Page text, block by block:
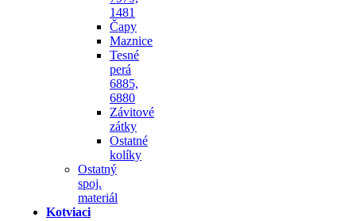
1481
Čapy
Maznice
Tesné
perá
6885,
6880
Závitové
zátky
Ostatné
kolíky
Ostatný
spoj.
materiál
Kotviaci